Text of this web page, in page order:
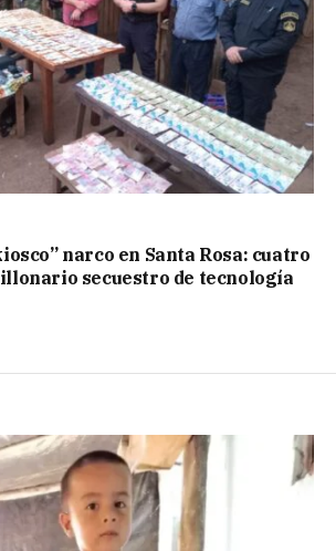
narco en Santa Rosa: cuatro
secuestro de tecnología